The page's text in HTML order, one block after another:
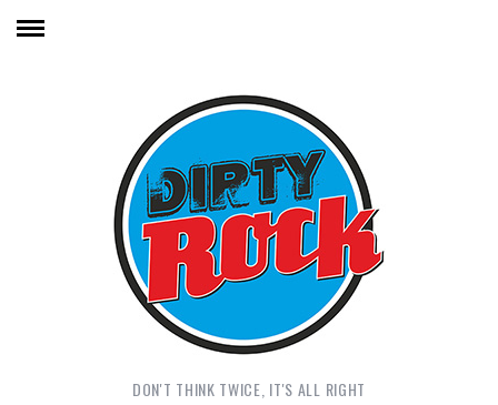
DON'T THINK TWICE, IT'S ALL RIGHT